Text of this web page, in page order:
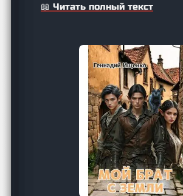
📖 Читать полный текст